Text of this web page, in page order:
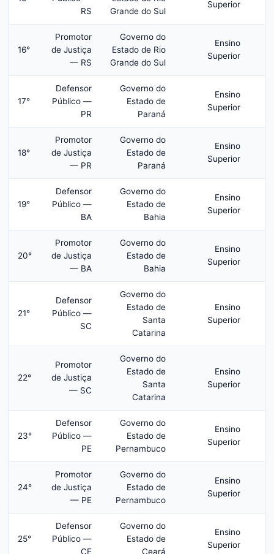
RS
Grande do Sul
Superior
16°
Promotor
de Justiça
— RS
Governo do
Estado de Rio
Grande do Sul
Ensino
Superior
17°
Defensor
Público —
PR
Governo do
Estado de
Paraná
Ensino
Superior
18°
Promotor
de Justiça
— PR
Governo do
Estado de
Paraná
Ensino
Superior
19°
Defensor
Público —
BA
Governo do
Estado de
Bahia
Ensino
Superior
20°
Promotor
de Justiça
— BA
Governo do
Estado de
Bahia
Ensino
Superior
21°
Defensor
Público —
SC
Governo do
Estado de
Santa
Catarina
Ensino
Superior
22°
Promotor
de Justiça
— SC
Governo do
Estado de
Santa
Catarina
Ensino
Superior
23°
Defensor
Público —
PE
Governo do
Estado de
Pernambuco
Ensino
Superior
24°
Promotor
de Justiça
— PE
Governo do
Estado de
Pernambuco
Ensino
Superior
25°
Defensor
Público —
CE
Governo do
Estado de
Ceará
Ensino
Superior